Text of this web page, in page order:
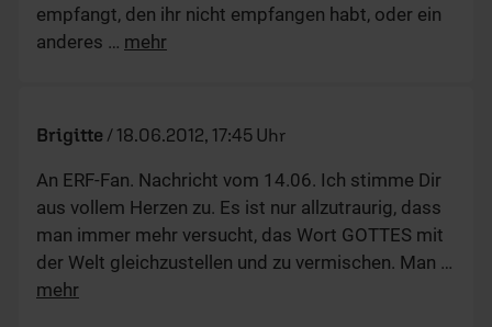
empfangt, den ihr nicht empfangen habt, oder ein
anderes … mehr
Brigitte / 18.06.2012, 17:45 Uhr
An ERF-Fan. Nachricht vom 14.06. Ich stimme Dir
aus vollem Herzen zu. Es ist nur allzutraurig, dass
man immer mehr versucht, das Wort GOTTES mit
der Welt gleichzustellen und zu vermischen. Man …
mehr